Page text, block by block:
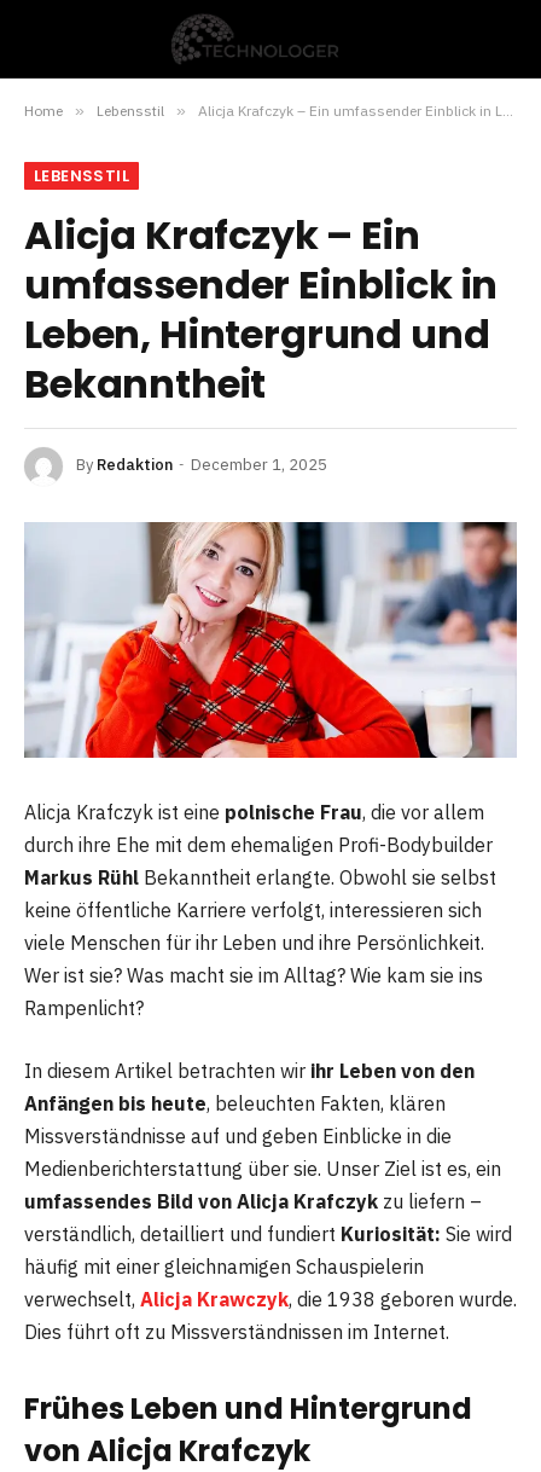
Home » Lebensstil » Alicja Krafczyk – Ein umfassender Einblick in Leben, Hintergrund und Bekanntheit
LEBENSSTIL
Alicja Krafczyk – Ein
umfassender Einblick in
Leben, Hintergrund und
Bekanntheit
By Redaktion December 1, 2025
Alicja Krafczyk ist eine polnische Frau, die vor allem
durch ihre Ehe mit dem ehemaligen Profi-Bodybuilder
Markus Rühl Bekanntheit erlangte. Obwohl sie selbst
keine öffentliche Karriere verfolgt, interessieren sich
viele Menschen für ihr Leben und ihre Persönlichkeit.
Wer ist sie? Was macht sie im Alltag? Wie kam sie ins
Rampenlicht?
In diesem Artikel betrachten wir ihr Leben von den
Anfängen bis heute, beleuchten Fakten, klären
Missverständnisse auf und geben Einblicke in die
Medienberichterstattung über sie. Unser Ziel ist es, ein
umfassendes Bild von Alicja Krafczyk zu liefern –
verständlich, detailliert und fundiert Kuriosität: Sie wird
häufig mit einer gleichnamigen Schauspielerin
verwechselt, Alicja Krawczyk, die 1938 geboren wurde.
Dies führt oft zu Missverständnissen im Internet.
Frühes Leben und Hintergrund
von Alicja Krafczyk